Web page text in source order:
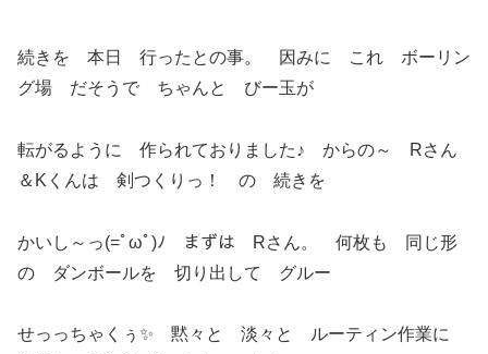
続きを 本日 行ったとの事。 因みに これ ボーリン
グ場 だそうで ちゃんと びー玉が
転がるように 作られておりました♪ からの～ Rさん
＆Kくんは 剣つくりっ！ の 続きを
かいし～っ(=ﾟωﾟ)ﾉ まずは Rさん。 何枚も 同じ形
の ダンボールを 切り出して グルー
せっっちゃくぅ✨ 黙々と 淡々と ルーティン作業に